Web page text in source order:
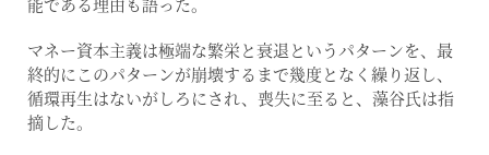
マネー資本主義は極端な繁栄と衰退というパターンを、最
終的にこのパターンが崩壊するまで幾度となく繰り返し、
循環再生はないがしろにされ、喪失に至ると、藻谷氏は指
摘した。